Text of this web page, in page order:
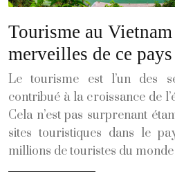
Tourisme au
merveilles de ce pays
Le tourisme est l’un des
contribué à la croissance de
Cela n’est pas surprenant
sites touristiques dans le
millions de touristes du